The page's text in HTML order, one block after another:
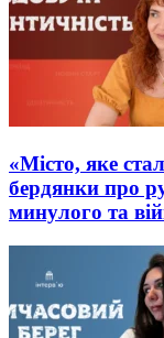
«Місто, яке
бердянки про
минулого та